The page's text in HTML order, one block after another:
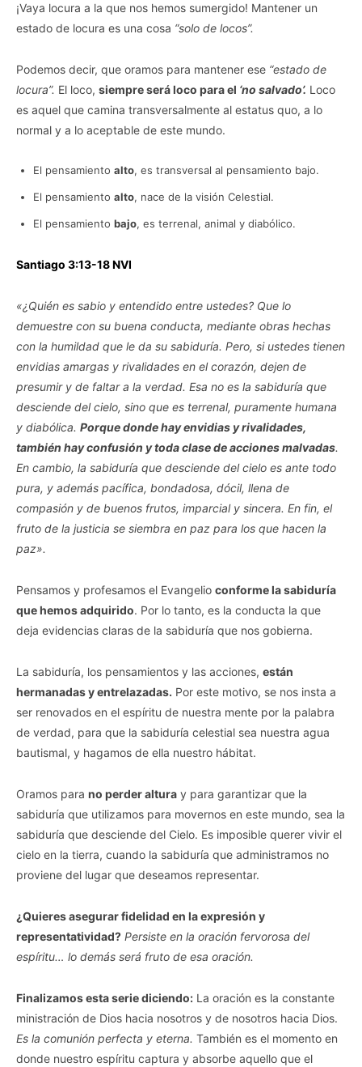
¡Vaya locura a la que nos hemos sumergido! Mantener un
estado de locura es una cosa “solo de locos”.
Podemos decir, que oramos para mantener ese “estado de
locura”. El loco, siempre será loco para el ‘no salvado’. Loco
es aquel que camina transversalmente al estatus quo, a lo
normal y a lo aceptable de este mundo.
El pensamiento alto, es transversal al pensamiento bajo.
El pensamiento alto, nace de la visión Celestial.
El pensamiento bajo, es terrenal, animal y diabólico.
Santiago 3:13-18 NVI
«¿Quién es sabio y entendido entre ustedes? Que lo
demuestre con su buena conducta, mediante obras hechas
con la humildad que le da su sabiduría. Pero, si ustedes tienen
envidias amargas y rivalidades en el corazón, dejen de
presumir y de faltar a la verdad. Esa no es la sabiduría que
desciende del cielo, sino que es terrenal, puramente humana
y diabólica. Porque donde hay envidias y rivalidades,
también hay confusión y toda clase de acciones malvadas.
En cambio, la sabiduría que desciende del cielo es ante todo
pura, y además pacífica, bondadosa, dócil, llena de
compasión y de buenos frutos, imparcial y sincera. En fin, el
fruto de la justicia se siembra en paz para los que hacen la
paz».
Pensamos y profesamos el Evangelio conforme la sabiduría
que hemos adquirido. Por lo tanto, es la conducta la que
deja evidencias claras de la sabiduría que nos gobierna.
La sabiduría, los pensamientos y las acciones, están
hermanadas y entrelazadas. Por este motivo, se nos insta a
ser renovados en el espíritu de nuestra mente por la palabra
de verdad, para que la sabiduría celestial sea nuestra agua
bautismal, y hagamos de ella nuestro hábitat.
Oramos para no perder altura y para garantizar que la
sabiduría que utilizamos para movernos en este mundo, sea la
sabiduría que desciende del Cielo. Es imposible querer vivir el
cielo en la tierra, cuando la sabiduría que administramos no
proviene del lugar que deseamos representar.
¿Quieres asegurar fidelidad en la expresión y
representatividad? Persiste en la oración fervorosa del
espíritu… lo demás será fruto de esa oración.
Finalizamos esta serie diciendo: La oración es la constante
ministración de Dios hacia nosotros y de nosotros hacia Dios.
Es la comunión perfecta y eterna. También es el momento en
donde nuestro espíritu captura y absorbe aquello que el